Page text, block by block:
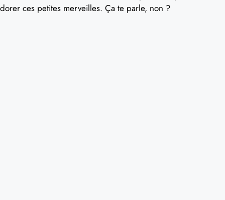
dorer ces petites merveilles. Ça te parle, non ?